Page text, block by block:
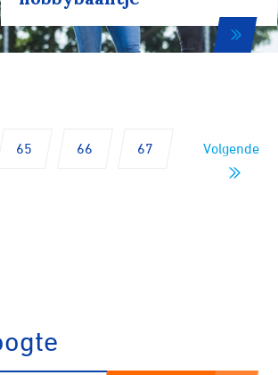
65 66 67 Volgende